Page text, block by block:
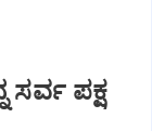
ಪಕ್ಷ